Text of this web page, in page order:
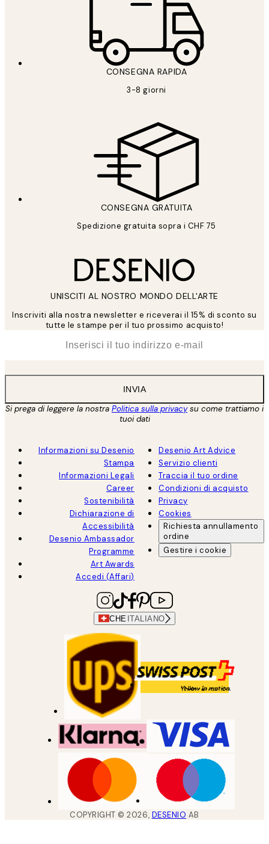
CONSEGNA RAPIDA
3-8 giorni
CONSEGNA GRATUITA
Spedizione gratuita sopra i CHF 75
UNISCITI AL NOSTRO MONDO DELL'ARTE
Inscriviti alla nostra newsletter e riceverai il 15% di sconto su
tutte le stampe per il tuo prossimo acquisto!
INVIA
Si prega di leggere la nostra Politica sulla privacysu come trattiamo i
tuoi dati
Informazioni su Desenio
Stampa
Informazioni Legali
Career
Sostenibilità
Dichiarazione di
Accessibilità
Desenio Ambassador
Programme
Art Awards
Accedi (Affari)
Desenio Art Advice
Servizio clienti
Traccia il tuo ordine
Condizioni di acquisto
Privacy
Cookies
Richiesta annullamento
ordine
Gestire i cookie
CHE ITALIANO
COPYRIGHT ©2026, DESENIO AB